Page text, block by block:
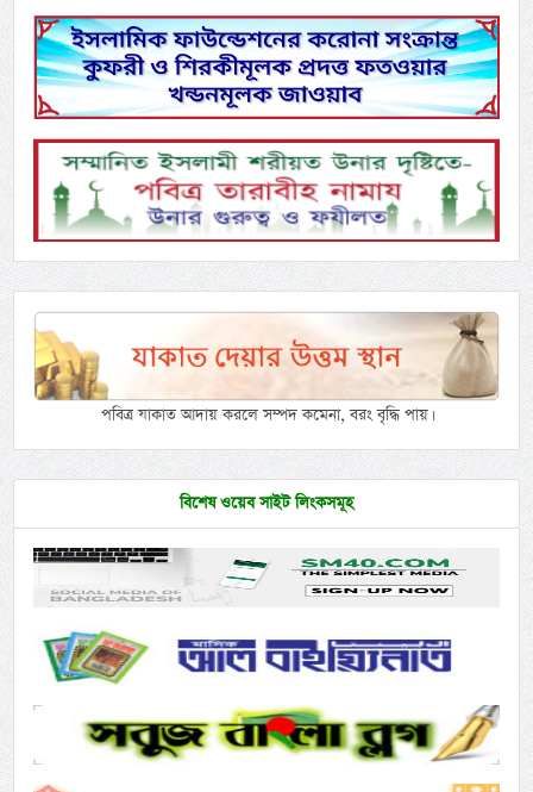
পবিত্র যাকাত আদায় করলে সম্পদ কমেনা, বরং বৃদ্ধি পায়।
বিশেষ ওয়েব সাইট লিংকসমূহ